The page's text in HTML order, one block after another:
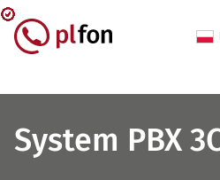
Przejdź do treści
System PBX